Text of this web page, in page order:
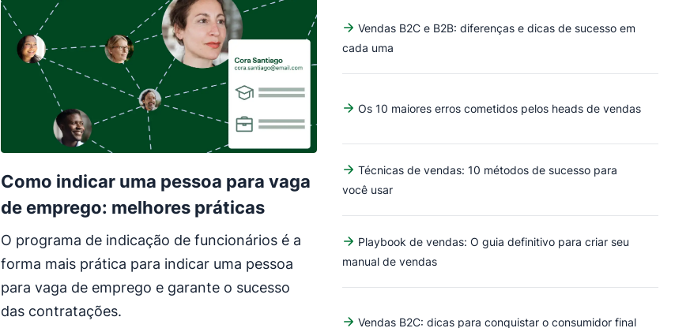
Como indicar uma pessoa para vaga
de emprego: melhores práticas
O programa de indicação de funcionários é a
forma mais prática para indicar uma pessoa
para vaga de emprego e garante o sucesso
das contratações.
Vendas B2C e B2B: diferenças e dicas de sucesso em
cada uma
Os 10 maiores erros cometidos pelos heads de vendas
Técnicas de vendas: 10 métodos de sucesso para
você usar
Playbook de vendas: O guia definitivo para criar seu
manual de vendas
Vendas B2C: dicas para conquistar o consumidor final